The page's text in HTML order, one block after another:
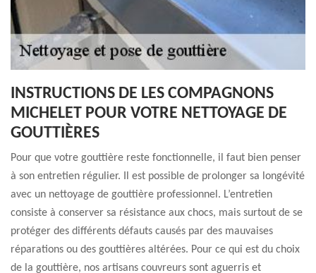
INSTRUCTIONS DE LES COMPAGNONS
MICHELET POUR VOTRE NETTOYAGE DE
GOUTTIÈRES
Pour que votre gouttière reste fonctionnelle, il faut bien penser
à son entretien régulier. Il est possible de prolonger sa longévité
avec un nettoyage de gouttière professionnel. L’entretien
consiste à conserver sa résistance aux chocs, mais surtout de se
protéger des différents défauts causés par des mauvaises
réparations ou des gouttières altérées. Pour ce qui est du choix
de la gouttière, nos artisans couvreurs sont aguerris et